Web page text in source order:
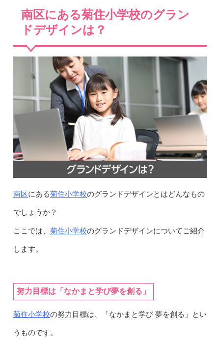
南区にある菊住小学校のグラン
ドデザインは？
南区にある菊住小学校のグランドデザインとはどんなもの
でしょうか？
ここでは、 菊住小学校のグランドデザインについてご紹介
します。
努力目標は「なかまと学び夢を創る」
菊住小学校の努力目標は、「なかまと学び 夢を創る」とい
うものです。